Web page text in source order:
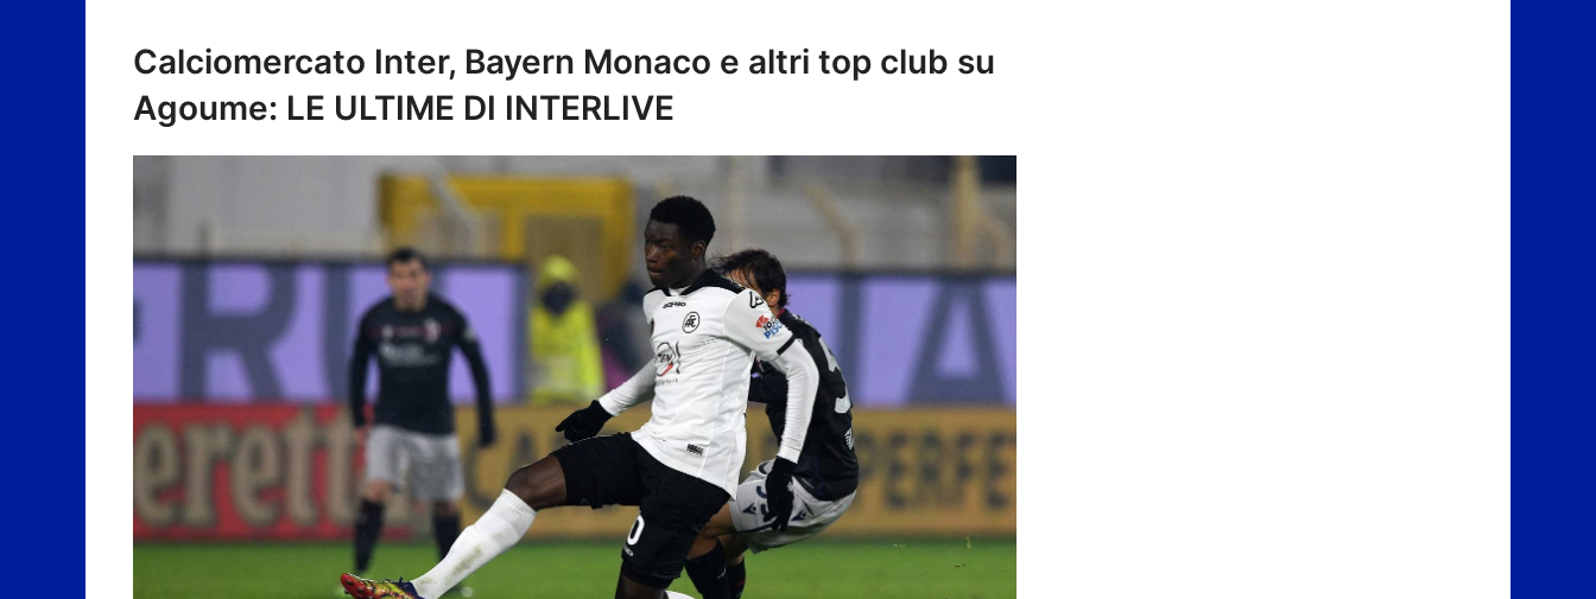
Calciomercato Inter, Bayern Monaco e altri top club su
Agoume: LE ULTIME DI INTERLIVE